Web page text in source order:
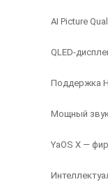
AI Picture
QLED-
Поддержка
Мощный звук
YaOS X —